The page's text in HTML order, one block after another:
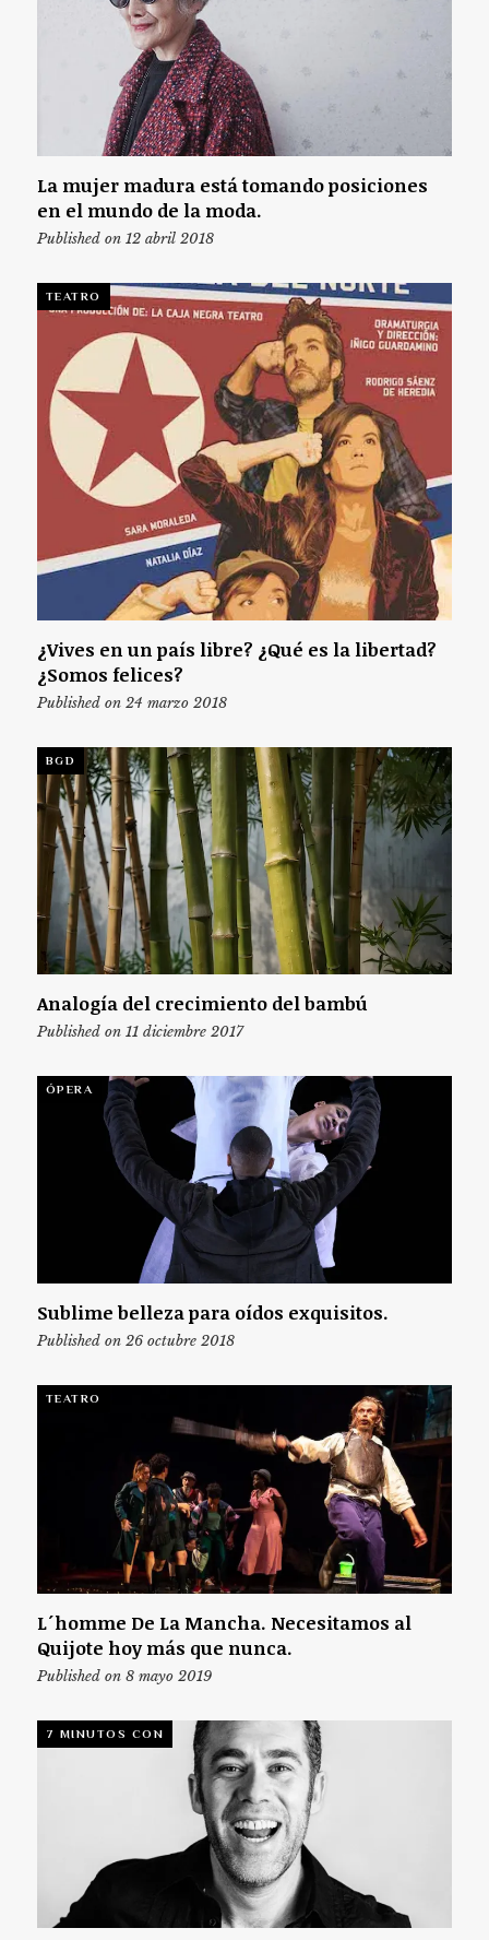
La mujer madura está tomando posiciones
en el mundo de la moda.
Published on 12 abril 2018
TEATRO
¿Vives en un país libre? ¿Qué es la libertad?
¿Somos felices?
Published on 24 marzo 2018
BGD
Analogía del crecimiento del bambú
Published on 11 diciembre 2017
ÓPERA
Sublime belleza para oídos exquisitos.
Published on 26 octubre 2018
TEATRO
L´homme De La Mancha. Necesitamos al
Quijote hoy más que nunca.
Published on 8 mayo 2019
7 MINUTOS CON